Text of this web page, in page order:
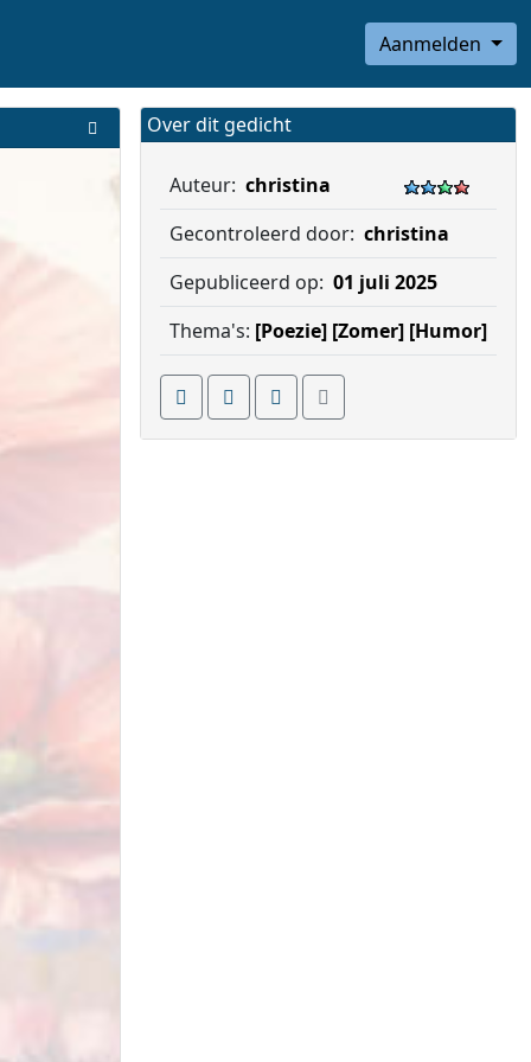
Aanmelden
Over dit gedicht
Auteur: christina
Gecontroleerd door: christina
Gepubliceerd op: 01 juli 2025
Thema's: [Poezie] [Zomer] [Humor]